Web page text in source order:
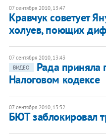
07 сентября 2010, 13:47
Кравчук советует
холуев, поющих
07 сентября 2010, 13:43
ВИДЕО
Рада приняла
Налоговом кодексе
07 сентября 2010, 13:32
БЮТ заблокировал